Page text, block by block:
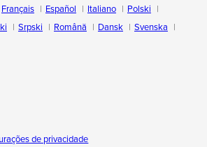
Français Español Italiano
Polski
Srpski Română Dansk
Svenska
photos and videos
| TikTok
- YouTube
de privacidade